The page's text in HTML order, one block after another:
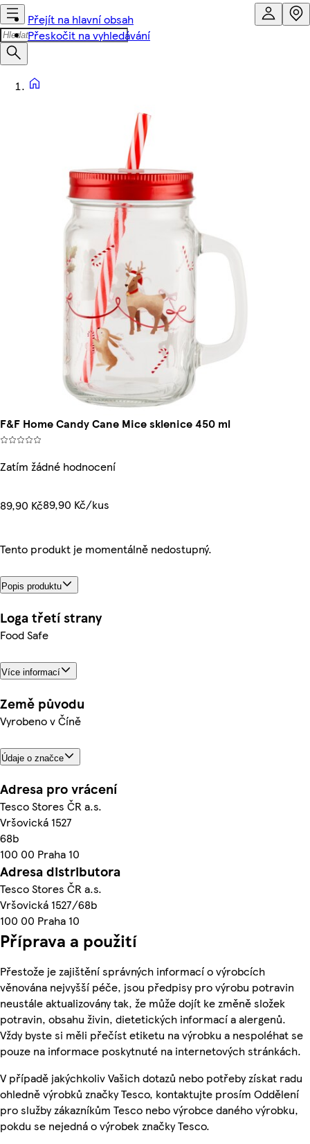
Přejít na hlavní obsah
Přeskočit na vyhledávání
F&F Home Candy Cane Mice sklenice 450 ml
Zatím žádné hodnocení
89,90 Kč89,90 Kč/kus
Tento produkt je momentálně nedostupný.
Popis produktu
Loga třetí strany
Food Safe
Více informací
Země původu
Vyrobeno v Číně
Údaje o značce
Adresa pro vrácení
Tesco Stores ČR a.s.
Vršovická 1527
68b
100 00 Praha 10
Adresa distributora
Tesco Stores ČR a.s.
Vršovická 1527/68b
100 00 Praha 10
Příprava a použití
Přestože je zajištění správných informací o výrobcích
věnována nejvyšší péče, jsou předpisy pro výrobu potravin
neustále aktualizovány tak, že může dojít ke změně složek
potravin, obsahu živin, dietetických informací a alergenů.
Vždy byste si měli přečíst etiketu na výrobku a nespoléhat se
pouze na informace poskytnuté na internetových stránkách.
V případě jakýchkoliv Vašich dotazů nebo potřeby získat radu
ohledně výrobků značky Tesco, kontaktujte prosím Oddělení
pro služby zákazníkům Tesco nebo výrobce daného výrobku,
pokdu se nejedná o výrobek značky Tesco.